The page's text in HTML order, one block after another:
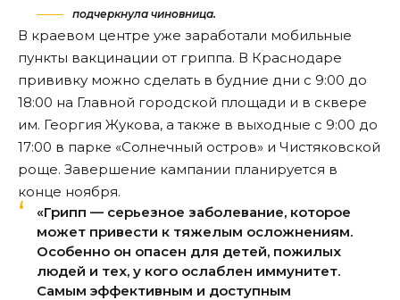
подчеркнула чиновница.
В краевом центре уже заработали мобильные
пункты вакцинации от гриппа. В Краснодаре
прививку можно сделать в будние дни с 9:00 до
18:00 на Главной городской площади и в сквере
им. Георгия Жукова, а также в выходные с 9:00 до
17:00 в парке «Солнечный остров» и Чистяковской
роще. Завершение кампании планируется в
конце ноября.
«Грипп — серьезное заболевание, которое
может привести к тяжелым осложнениям.
Особенно он опасен для детей, пожилых
людей и тех, у кого ослаблен иммунитет.
Самым эффективным и доступным